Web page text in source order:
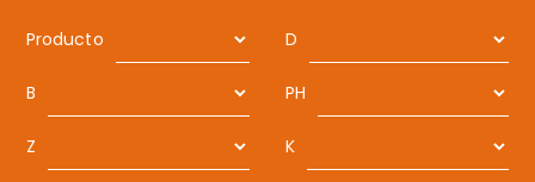
Producto D
B PH
Z K